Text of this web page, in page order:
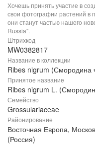
Хочешь принять участие в
свои фотографии растений в
они станут частью нашего
Russia".
Штрихкод
MW0382817
Название в коллекции
Ribes nigrum (Смородина
Принятое название
Ribes nigrum L.
Семейство
Grossulariaceae
Районирование
Восточная Европа,
(Россия)